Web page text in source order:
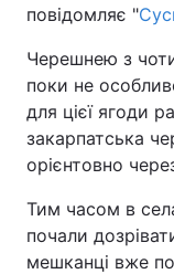
Економіка
Спорт
Техно і зв'язок
Зброя
Здоров'я
Цікавинки
повідомляє "
Черешнею з
поки не
для цієї ягоди
закарпатська
орієнтовно
Тим часом в
почали
мешканці вже